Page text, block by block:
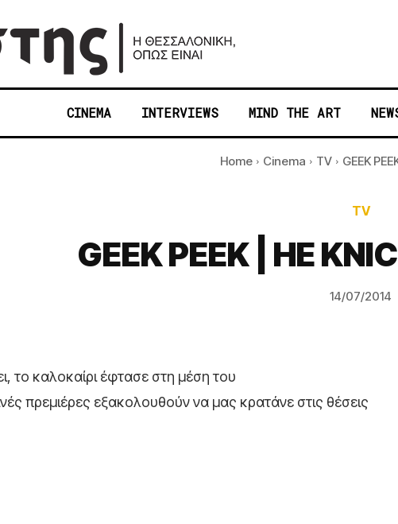
CINEMA INTERVIEWS MIND THE ART
Home Cinema TV GEEK
TV
GEEK PEEK | ΗΕ
14/07/2014
το καλοκαίρι έφτασε στη μέση του
πρεμιέρες εξακολουθούν να μας κρατάνε στις θέσεις